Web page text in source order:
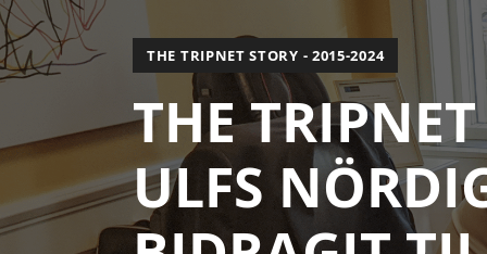
THE TRIPNET STORY - 2015-2024
THE
ULFS